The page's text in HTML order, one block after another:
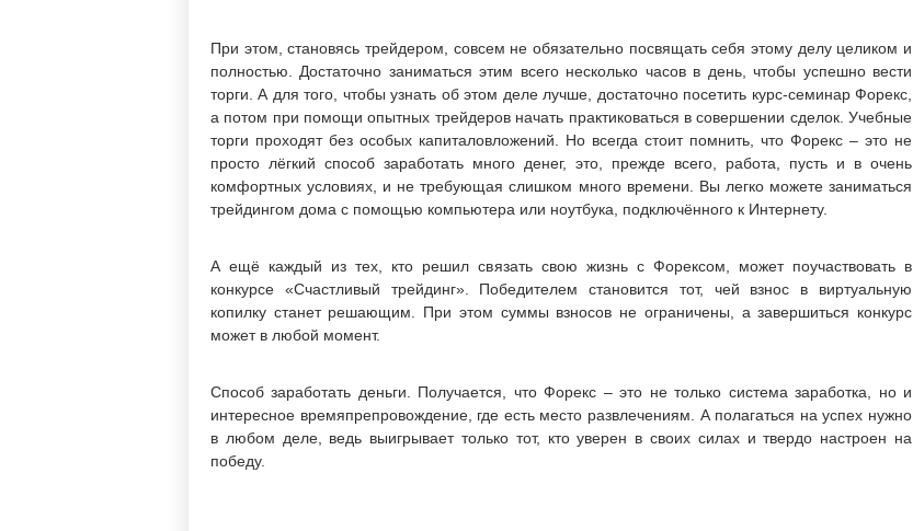
При этом, становясь трейдером, совсем не обязательно посвящать себя этому делу целиком и
полностью. Достаточно заниматься этим всего несколько часов в день, чтобы успешно вести
торги. А для того, чтобы узнать об этом деле лучше, достаточно посетить курс-семинар Форекс,
а потом при помощи опытных трейдеров начать практиковаться в совершении сделок. Учебные
торги проходят без особых капиталовложений. Но всегда стоит помнить, что Форекс – это не
просто лёгкий способ заработать много денег, это, прежде всего, работа, пусть и в очень
комфортных условиях, и не требующая слишком много времени. Вы легко можете заниматься
трейдингом дома с помощью компьютера или ноутбука, подключённого к Интернету.
А ещё каждый из тех, кто решил связать свою жизнь с Форексом, может поучаствовать в
конкурсе «Счастливый трейдинг». Победителем становится тот, чей взнос в виртуальную
копилку станет решающим. При этом суммы взносов не ограничены, а завершиться конкурс
может в любой момент.
Способ заработать деньги. Получается, что Форекс – это не только система заработка, но и
интересное времяпрепровождение, где есть место развлечениям. А полагаться на успех нужно
в любом деле, ведь выигрывает только тот, кто уверен в своих силах и твердо настроен на
победу.